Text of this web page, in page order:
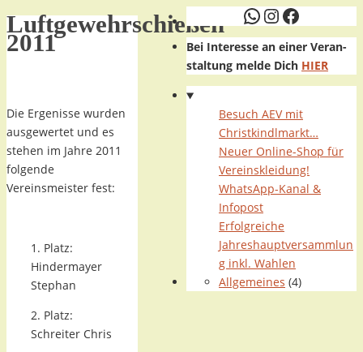
Luftgewehrschießen
2011
Die Ergenisse wurden
ausgewertet und es
stehen im Jahre 2011
folgende
Vereinsmeister fest:
1. Platz:
Hindermayer
Stephan
2. Platz:
Schreiter Chris
WhatsApp
Instagram
Bei Interesse an einer Veran-
staltung melde Dich HIER
Besuch AEV mit
Christkindlmarkt…
Neuer Online-Shop für
Vereinskleidung!
WhatsApp-Kanal &
Infopost
Erfolgreiche
Jahreshauptversammlun
g inkl. Wahlen
Allgemeines (4)